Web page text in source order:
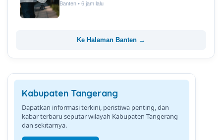
Banten • 6 jam lalu
Ke Halaman Banten →
Kabupaten Tangerang
Dapatkan informasi terkini, peristiwa penting, dan
kabar terbaru seputar wilayah Kabupaten Tangerang
dan sekitarnya.